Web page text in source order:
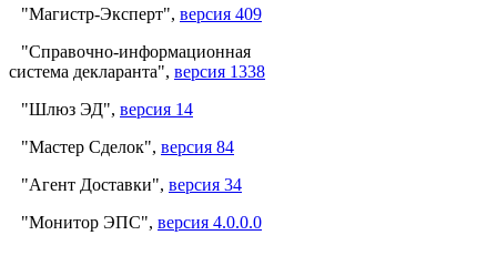
"Магистр-Эксперт", версия 409
"Справочно-информационная
система декларанта", версия 1338
"Шлюз ЭД", версия 14
"Мастер Сделок", версия 84
"Агент Доставки", версия 34
"Монитор ЭПС", версия 4.0.0.0